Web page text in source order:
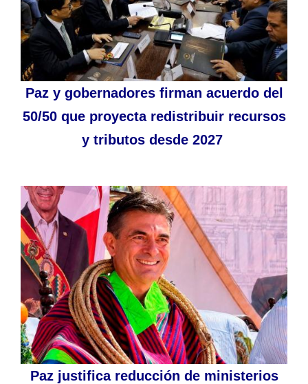
Paz y gobernadores firman acuerdo del
50/50 que proyecta redistribuir recursos
y tributos desde 2027
Paz justifica reducción de ministerios